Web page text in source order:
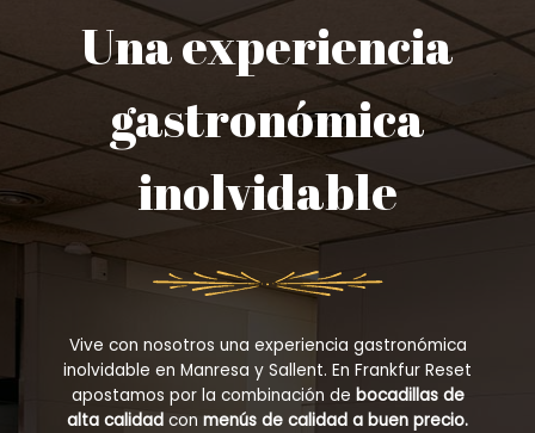
Una experiencia
gastronómica
inolvidable
Vive con nosotros una experiencia gastronómica
inolvidable en Manresa y Sallent. En Frankfur Reset
apostamos por la combinación de bocadillas de
alta calidad con menús de calidad a buen precio.